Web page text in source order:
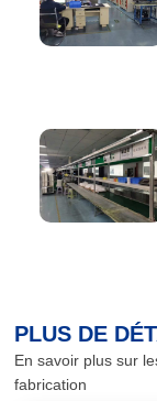
PLUS DE
En savoir plus sur
fabrication